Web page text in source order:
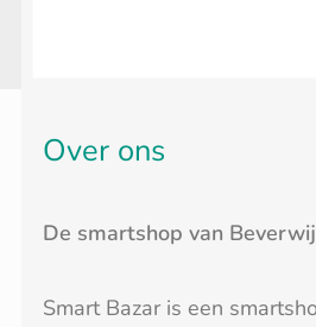
Over ons
De smartshop van
Smart Bazar is een